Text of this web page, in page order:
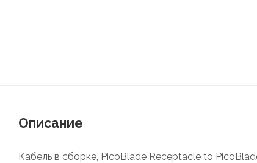
Описание
Кабель в сборке, PicoBlade Receptacle to